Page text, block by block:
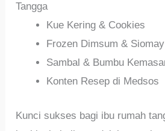
Tangga
Kue Kering & Cookies
Frozen Dimsum & Siomay
Sambal & Bumbu
Konten Resep di Medsos
Kunci sukses bagi ibu rumah